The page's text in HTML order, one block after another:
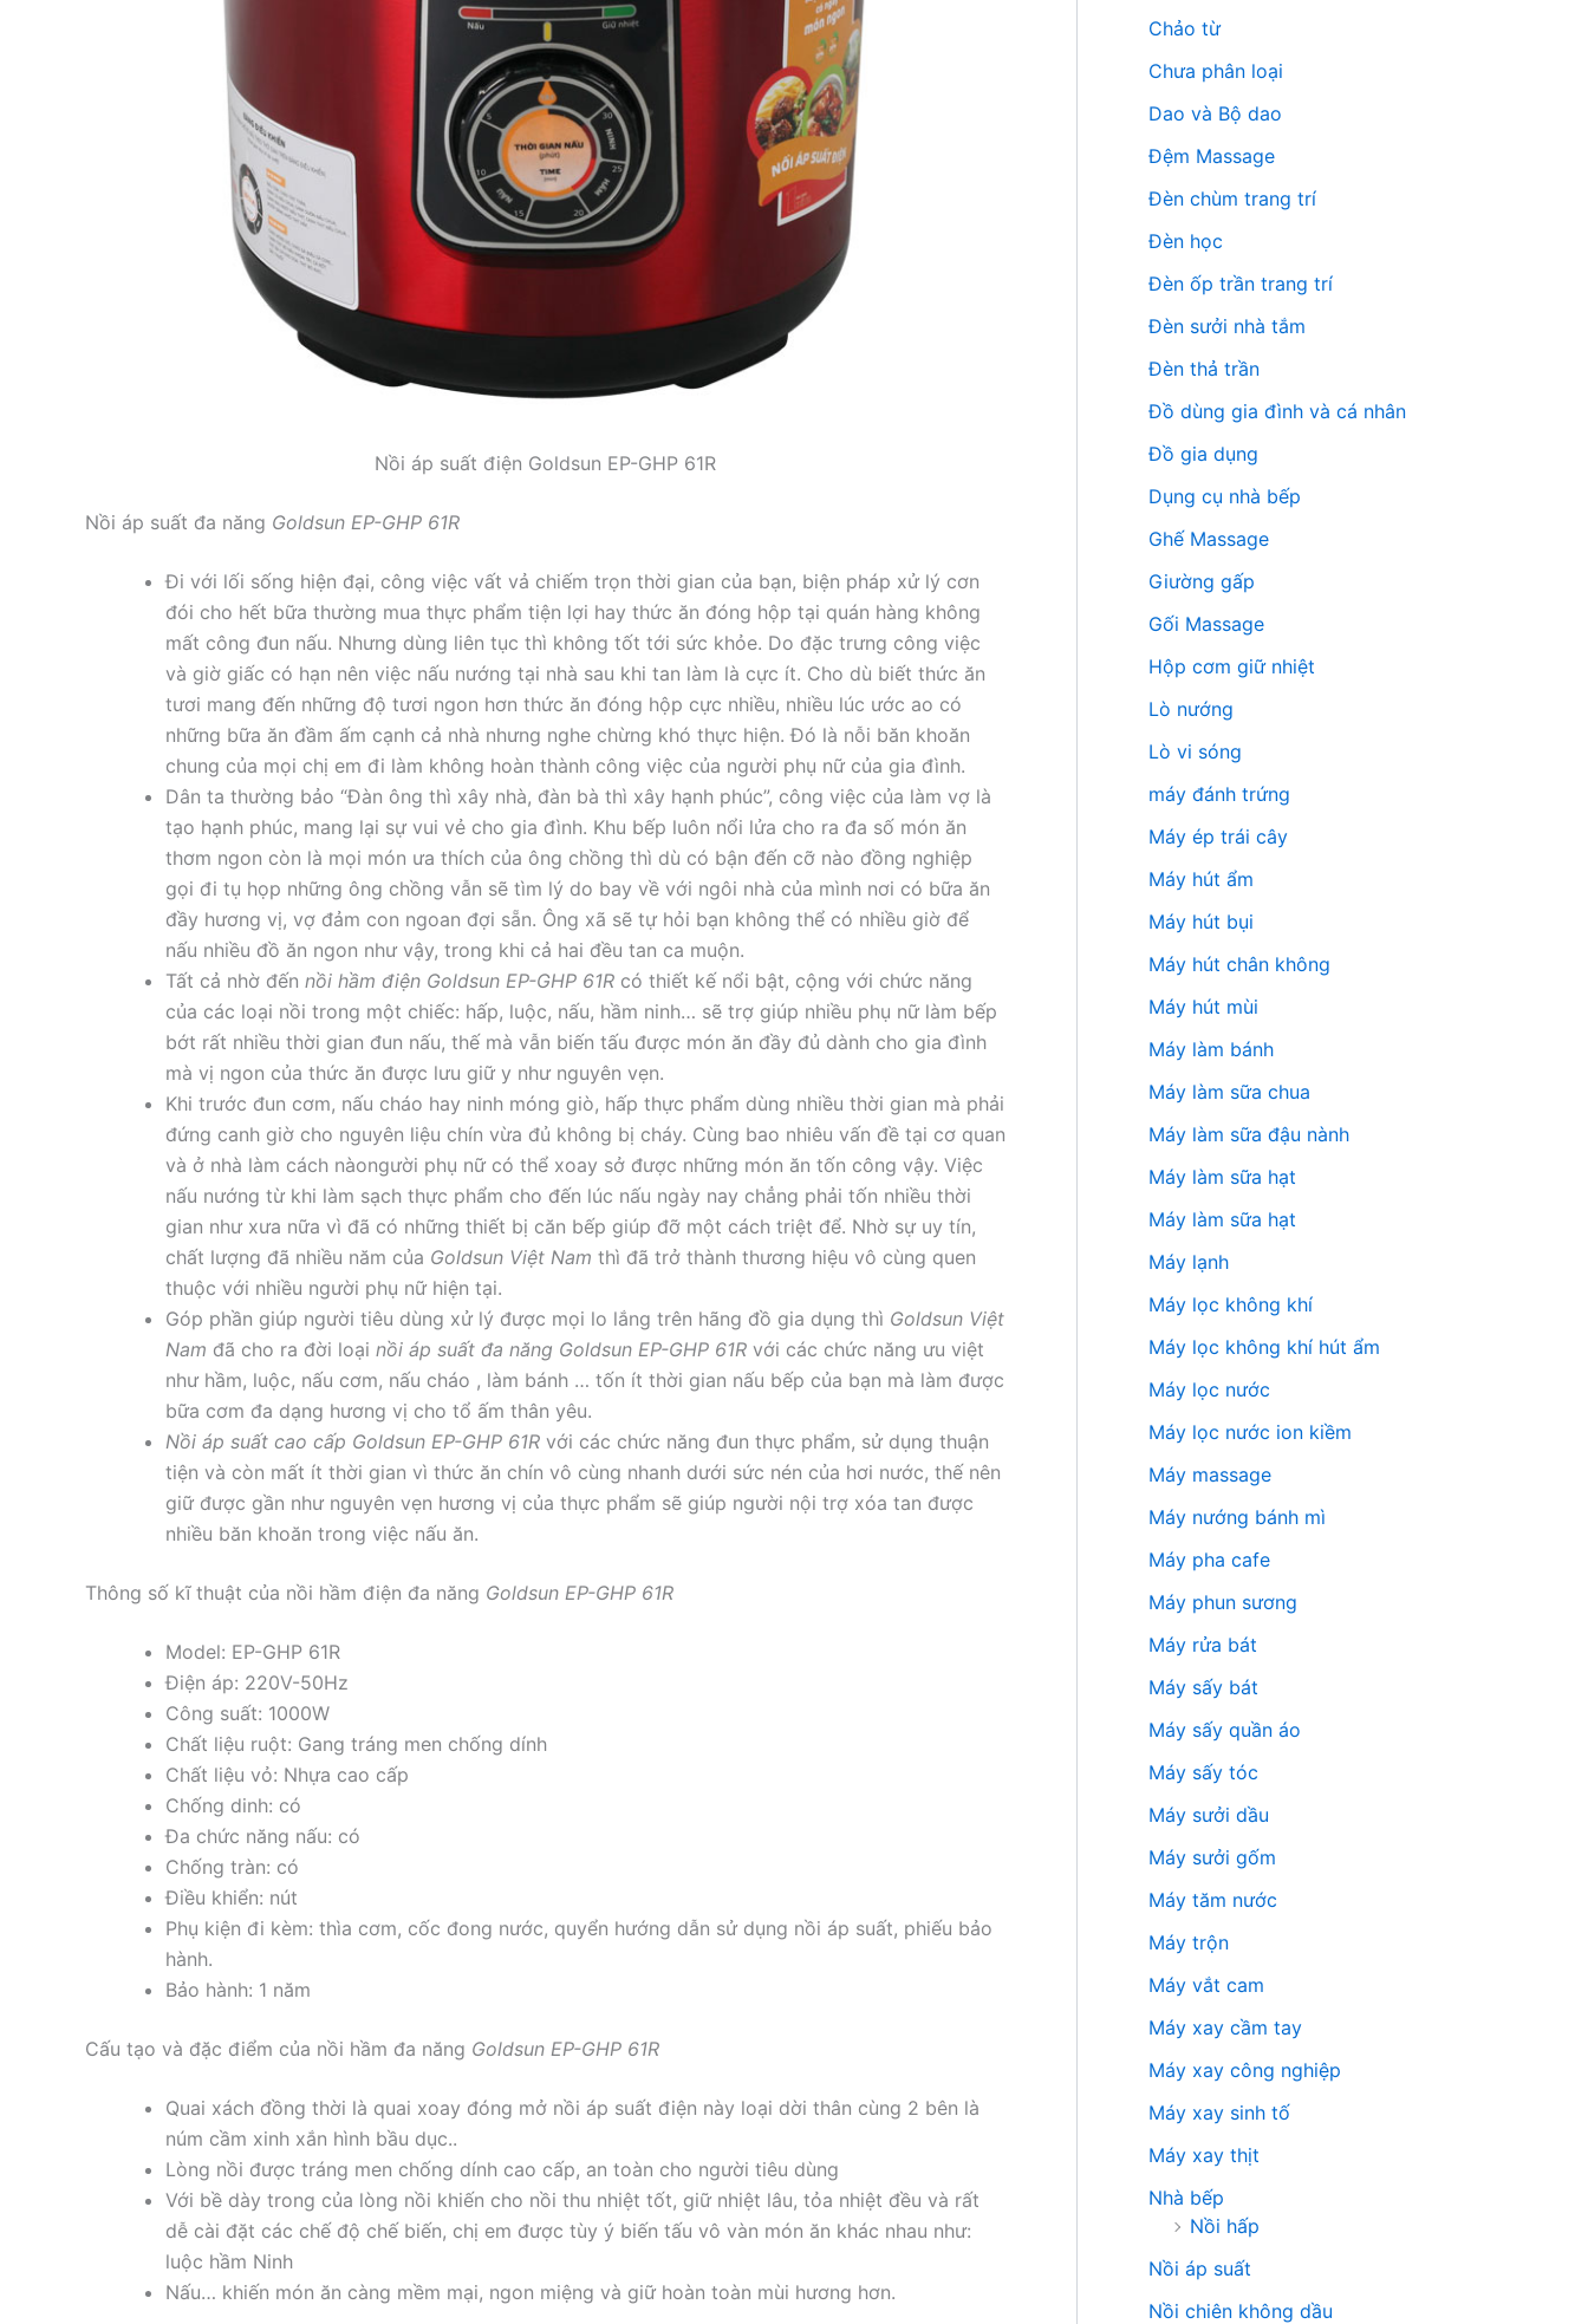
Nồi áp suất điện Goldsun EP-GHP 61R
Nồi áp suất đa năng Goldsun EP-GHP 61R
Đi với lối sống hiện đại, công việc vất vả chiếm trọn thời gian của bạn, biện pháp xử lý cơn
đói cho hết bữa thường mua thực phẩm tiện lợi hay thức ăn đóng hộp tại quán hàng không
mất công đun nấu. Nhưng dùng liên tục thì không tốt tới sức khỏe. Do đặc trưng công việc
và giờ giấc có hạn nên việc nấu nướng tại nhà sau khi tan làm là cực ít. Cho dù biết thức ăn
tươi mang đến những độ tươi ngon hơn thức ăn đóng hộp cực nhiều, nhiều lúc ước ao có
những bữa ăn đầm ấm cạnh cả nhà nhưng nghe chừng khó thực hiện. Đó là nỗi băn khoăn
chung của mọi chị em đi làm không hoàn thành công việc của người phụ nữ của gia đình.
Dân ta thường bảo “Đàn ông thì xây nhà, đàn bà thì xây hạnh phúc”, công việc của làm vợ là
tạo hạnh phúc, mang lại sự vui vẻ cho gia đình. Khu bếp luôn nổi lửa cho ra đa số món ăn
thơm ngon còn là mọi món ưa thích của ông chồng thì dù có bận đến cỡ nào đồng nghiệp
gọi đi tụ họp những ông chồng vẫn sẽ tìm lý do bay về với ngôi nhà của mình nơi có bữa ăn
đầy hương vị, vợ đảm con ngoan đợi sẵn. Ông xã sẽ tự hỏi bạn không thể có nhiều giờ để
nấu nhiều đồ ăn ngon như vậy, trong khi cả hai đều tan ca muộn.
Tất cả nhờ đến nồi hầm điện Goldsun EP-GHP 61R có thiết kế nổi bật, cộng với chức năng
của các loại nồi trong một chiếc: hấp, luộc, nấu, hầm ninh… sẽ trợ giúp nhiều phụ nữ làm bếp
bớt rất nhiều thời gian đun nấu, thế mà vẫn biến tấu được món ăn đầy đủ dành cho gia đình
mà vị ngon của thức ăn được lưu giữ y như nguyên vẹn.
Khi trước đun cơm, nấu cháo hay ninh móng giò, hấp thực phẩm dùng nhiều thời gian mà phải
đứng canh giờ cho nguyên liệu chín vừa đủ không bị cháy. Cùng bao nhiêu vấn đề tại cơ quan
và ở nhà làm cách nàongười phụ nữ có thể xoay sở được những món ăn tốn công vậy. Việc
nấu nướng từ khi làm sạch thực phẩm cho đến lúc nấu ngày nay chẳng phải tốn nhiều thời
gian như xưa nữa vì đã có những thiết bị căn bếp giúp đỡ một cách triệt để. Nhờ sự uy tín,
chất lượng đã nhiều năm của Goldsun Việt Nam thì đã trở thành thương hiệu vô cùng quen
thuộc với nhiều người phụ nữ hiện tại.
Góp phần giúp người tiêu dùng xử lý được mọi lo lắng trên hãng đồ gia dụng thì Goldsun Việt
Nam đã cho ra đời loại nồi áp suất đa năng Goldsun EP-GHP 61R với các chức năng ưu việt
như hầm, luộc, nấu cơm, nấu cháo , làm bánh … tốn ít thời gian nấu bếp của bạn mà làm được
bữa cơm đa dạng hương vị cho tổ ấm thân yêu.
Nồi áp suất cao cấp Goldsun EP-GHP 61R với các chức năng đun thực phẩm, sử dụng thuận
tiện và còn mất ít thời gian vì thức ăn chín vô cùng nhanh dưới sức nén của hơi nước, thế nên
giữ được gần như nguyên vẹn hương vị của thực phẩm sẽ giúp người nội trợ xóa tan được
nhiều băn khoăn trong việc nấu ăn.
Thông số kĩ thuật của nồi hầm điện đa năng Goldsun EP-GHP 61R
Model: EP-GHP 61R
Điện áp: 220V-50Hz
Công suất: 1000W
Chất liệu ruột: Gang tráng men chống dính
Chất liệu vỏ: Nhựa cao cấp
Chống dinh: có
Đa chức năng nấu: có
Chống tràn: có
Điều khiển: nút
Phụ kiện đi kèm: thìa cơm, cốc đong nước, quyển hướng dẫn sử dụng nồi áp suất, phiếu bảo
hành.
Bảo hành: 1 năm
Cấu tạo và đặc điểm của nồi hầm đa năng Goldsun EP-GHP 61R
Quai xách đồng thời là quai xoay đóng mở nồi áp suất điện này loại dời thân cùng 2 bên là
núm cầm xinh xắn hình bầu dục..
Lòng nồi được tráng men chống dính cao cấp, an toàn cho người tiêu dùng
Với bề dày trong của lòng nồi khiến cho nồi thu nhiệt tốt, giữ nhiệt lâu, tỏa nhiệt đều và rất
dễ cài đặt các chế độ chế biến, chị em được tùy ý biến tấu vô vàn món ăn khác nhau như:
luộc hầm Ninh
Nấu… khiến món ăn càng mềm mại, ngon miệng và giữ hoàn toàn mùi hương hơn.
Chảo từ
Chưa phân loại
Dao và Bộ dao
Đệm Massage
Đèn chùm trang trí
Đèn học
Đèn ốp trần trang trí
Đèn sưởi nhà tắm
Đèn thả trần
Đồ dùng gia đình và cá nhân
Đồ gia dụng
Dụng cụ nhà bếp
Ghế Massage
Giường gấp
Gối Massage
Hộp cơm giữ nhiệt
Lò nướng
Lò vi sóng
máy đánh trứng
Máy ép trái cây
Máy hút ẩm
Máy hút bụi
Máy hút chân không
Máy hút mùi
Máy làm bánh
Máy làm sữa chua
Máy làm sữa đậu nành
Máy làm sữa hạt
Máy làm sữa hạt
Máy lạnh
Máy lọc không khí
Máy lọc không khí hút ẩm
Máy lọc nước
Máy lọc nước ion kiềm
Máy massage
Máy nướng bánh mì
Máy pha cafe
Máy phun sương
Máy rửa bát
Máy sấy bát
Máy sấy quần áo
Máy sấy tóc
Máy sưởi dầu
Máy sưởi gốm
Máy tăm nước
Máy trộn
Máy vắt cam
Máy xay cầm tay
Máy xay công nghiệp
Máy xay sinh tố
Máy xay thịt
Nhà bếp
Nồi hấp
Nồi áp suất
Nồi chiên không dầu